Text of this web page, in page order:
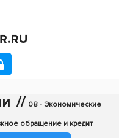
// 08 - Экономические
обращение и кредит